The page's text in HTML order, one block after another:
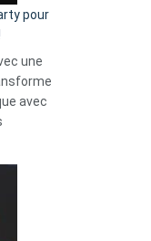
pour
une
avec